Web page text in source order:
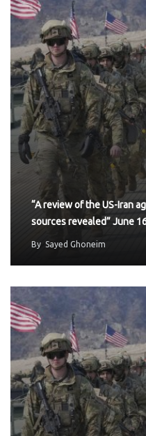
“A review of the US-Iran
sources revealed” June
By Sayed Ghoneim